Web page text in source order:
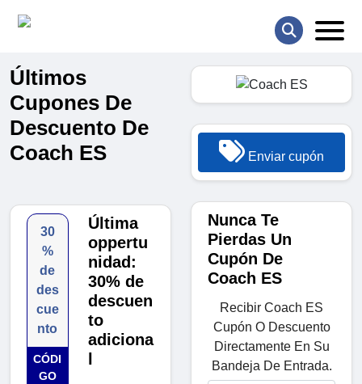
Últimos
Cupones De
Descuento De
Coach ES
30
%
de
des
cue
nto
CÓDI
GO
Última
oppertu
nidad:
30% de
descuen
to
adiciona
Enviar cupón
Nunca Te
Pierdas Un
Cupón De
Coach ES
Recibir Coach ES
Cupón O Descuento
Directamente En Su
Bandeja De Entrada.